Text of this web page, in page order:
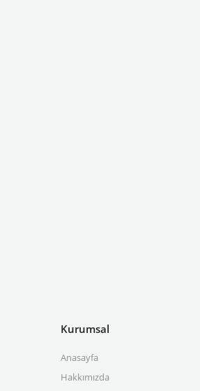
Kurumsal
Anasayfa
Hakkımızda